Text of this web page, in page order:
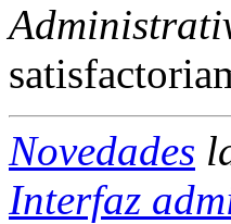
Novedades
Interfaz